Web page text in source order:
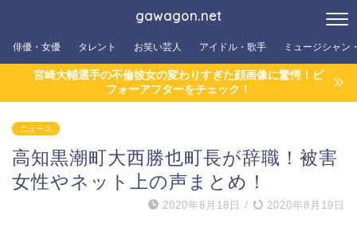
gawagon.net
俳優・女優 タレント お笑い芸人 アイドル・歌手 ミュージシャン
宮崎大輔選手の不倫彼女の変わりすぎた顔画像に驚愕！ビ
フォーアフターをチェック！
ニュース
高知黒潮町大西勝也町長が辞職！被害
女性やネット上の声まとめ！
2020年8月18日 / 2020年8月19日